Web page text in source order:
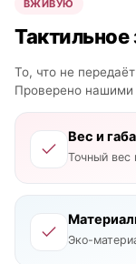
ВЖИВУЮ
То, что не
Проверено нашими
Вес и
Точный вес
Эко-